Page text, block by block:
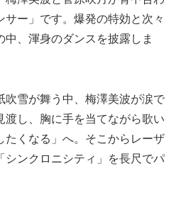
ー」です。爆発の特効と次々
、渾身のダンスを披露しま
吹雪が舞う中、梅澤美波が涙で
渡し、胸に手を当てながら歌い
たくなる」へ。そこからレーザ
シンクロニシティ」を長尺でパ